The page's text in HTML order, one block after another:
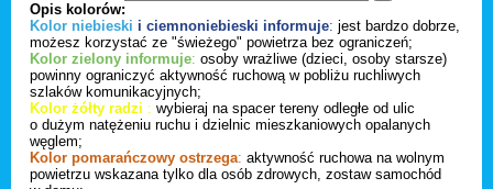
Opis kolorów:
Kolor niebieski i ciemnoniebieski informuje: jest bardzo dobrze,
możesz korzystać ze "świeżego" powietrza bez ograniczeń;
Kolor zielony informuje: osoby wrażliwe (dzieci, osoby starsze)
powinny ograniczyć aktywność ruchową w pobliżu ruchliwych
szlaków komunikacyjnych;
Kolor żółty radzi : wybieraj na spacer tereny odległe od ulic
o dużym natężeniu ruchu i dzielnic mieszkaniowych opalanych
węglem;
Kolor pomarańczowy ostrzega: aktywność ruchowa na wolnym
powietrzu wskazana tylko dla osób zdrowych, zostaw samochód